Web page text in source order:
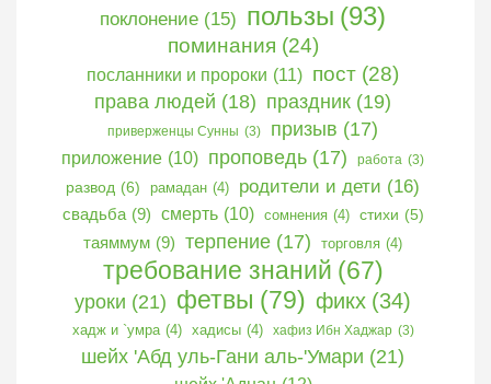
поклонение (15) пользы (93)
поминания (24)
посланники и пророки (11) пост (28)
права людей (18) праздник (19)
приверженцы Сунны (3) призыв (17)
приложение (10) проповедь (17) работа (3)
развод (6) рамадан (4) родители и дети (16)
свадьба (9) смерть (10) сомнения (4) стихи (5)
таяммум (9) терпение (17) торговля (4)
требование знаний (67)
уроки (21) фетвы (79) фикх (34)
хадж и `умра (4) хадисы (4) хафиз Ибн Хаджар (3)
шейх 'Абд уль-Гани аль-'Умари (21)